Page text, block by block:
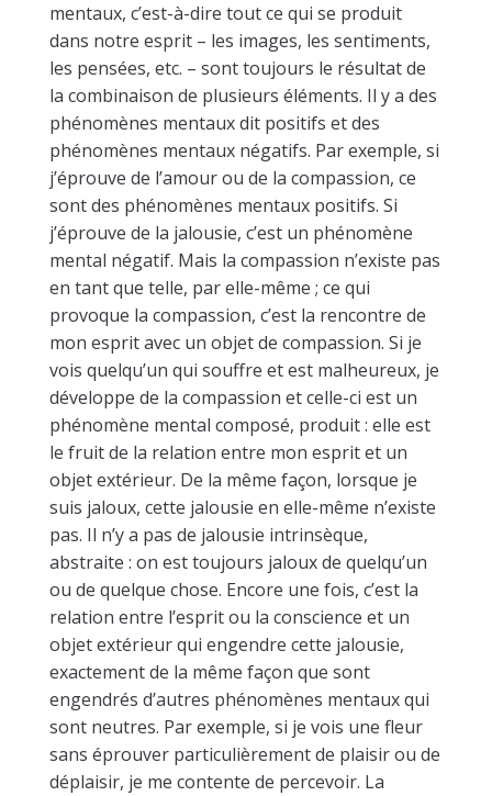
mentaux, c’est-à-dire tout ce qui se produit
dans notre esprit – les images, les sentiments,
les pensées, etc. – sont toujours le résultat de
la combinaison de plusieurs éléments. Il y a des
phénomènes mentaux dit positifs et des
phénomènes mentaux négatifs. Par exemple, si
j’éprouve de l’amour ou de la compassion, ce
sont des phénomènes mentaux positifs. Si
j’éprouve de la jalousie, c’est un phénomène
mental négatif. Mais la compassion n’existe pas
en tant que telle, par elle-même ; ce qui
provoque la compassion, c’est la rencontre de
mon esprit avec un objet de compassion. Si je
vois quelqu’un qui souffre et est malheureux, je
développe de la compassion et celle-ci est un
phénomène mental composé, produit : elle est
le fruit de la relation entre mon esprit et un
objet extérieur. De la même façon, lorsque je
suis jaloux, cette jalousie en elle-même n’existe
pas. Il n’y a pas de jalousie intrinsèque,
abstraite : on est toujours jaloux de quelqu’un
ou de quelque chose. Encore une fois, c’est la
relation entre l’esprit ou la conscience et un
objet extérieur qui engendre cette jalousie,
exactement de la même façon que sont
engendrés d’autres phénomènes mentaux qui
sont neutres. Par exemple, si je vois une fleur
sans éprouver particulièrement de plaisir ou de
déplaisir, je me contente de percevoir. La